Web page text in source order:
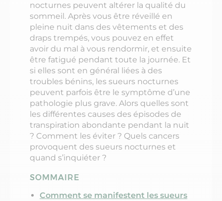
nocturnes peuvent altérer la qualité du
sommeil. Après vous être réveillé en
pleine nuit dans des vêtements et des
draps trempés, vous pouvez en effet
avoir du mal à vous rendormir, et ensuite
être fatigué pendant toute la journée. Et
si elles sont en général liées à des
troubles bénins, les sueurs nocturnes
peuvent parfois être le symptôme d’une
pathologie plus grave. Alors quelles sont
les différentes causes des épisodes de
transpiration abondante pendant la nuit
? Comment les éviter ? Quels cancers
provoquent des sueurs nocturnes et
quand s’inquiéter ?
SOMMAIRE
Comment se manifestent les sueurs